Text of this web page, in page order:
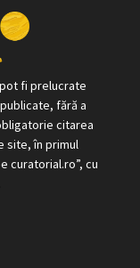
fi prelucrate
fără a
citarea
site, în primul
curatorial.ro”, cu